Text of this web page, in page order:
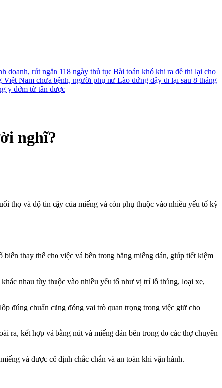
doanh, rút ngắn 118 ngày thủ tục Bài toán khó khi ra đề thi lại cho
Việt Nam chữa bệnh, người phụ nữ Lào đứng dậy đi lại sau 8 tháng
y dởm từ tân dược
nghĩ?
thọ và độ tin cậy của miếng vá còn phụ thuộc vào nhiều yếu tố kỹ
thay thế cho việc vá bên trong bằng miếng dán, giúp tiết kiệm
nhau tùy thuộc vào nhiều yếu tố như vị trí lỗ thủng, loại xe,
đúng chuẩn cũng đóng vai trò quan trọng trong việc giữ cho
ra, kết hợp vá bằng nút và miếng dán bên trong do các thợ chuyên
vá được cố định chắc chắn và an toàn khi vận hành.